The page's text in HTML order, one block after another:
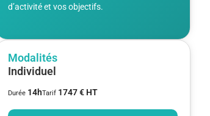
d’activité et vos objectifs.
Modalités
Individuel
Durée 14hTarif 1747 € HT